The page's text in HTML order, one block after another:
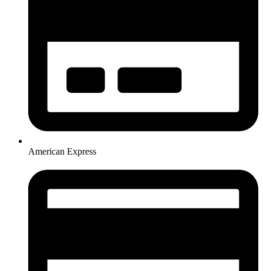
American Express